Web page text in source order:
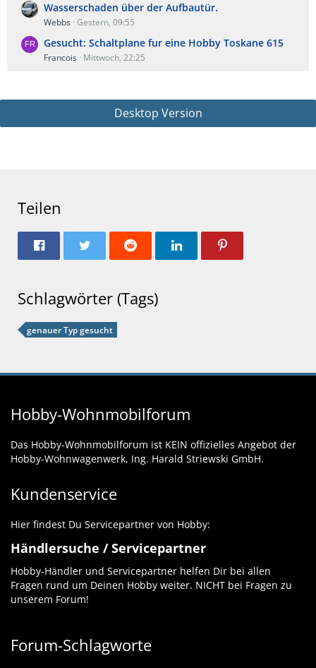
Wasserschaden über der Aufbautür.
Webbs Gestern, 09:55
Gesucht: Schaltplane fur eine Hobby Toskane 615
Francois Mittwoch, 22:25
Desktop Version
Teilen
Schlagwörter (Tags)
genauer Typ gesucht
Hobby-Wohnmobilforum
Das Hobby-Wohnmobilforum ist KEIN offizielles Angebot der
Hobby-Wohnwagenwerk, Ing. Harald Striewski GmbH.
Kundenservice
Hier findest Du Servicepartner von Hobby:
Händlersuche / Servicepartner
Hobby-Händler und Servicepartner helfen Dir bei allen
Fragen rund um Deinen Hobby weiter. NICHT bei Fragen zu
unserem Forum!
Forum-Schlagworte